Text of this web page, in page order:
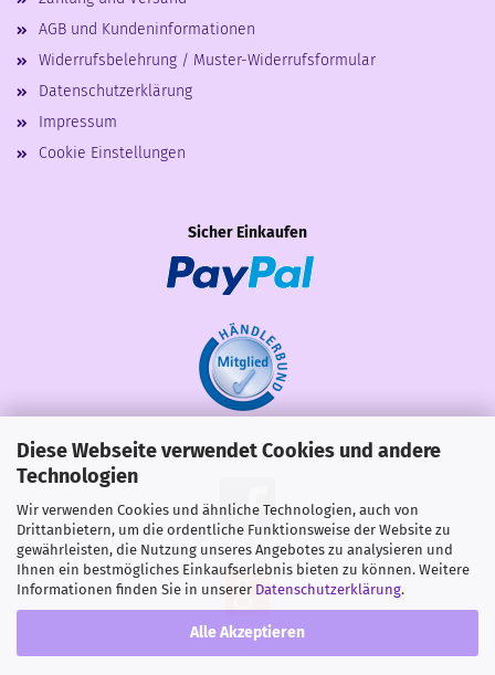
Diese Webseite verwendet Cookies und andere
Technologien
Wir verwenden Cookies und ähnliche Technologien, auch von
Drittanbietern, um die ordentliche Funktionsweise der Website zu
gewährleisten, die Nutzung unseres Angebotes zu analysieren und
Ihnen ein bestmögliches Einkaufserlebnis bieten zu können. Weitere
Informationen finden Sie in unserer Datenschutzerklärung.
Alle Akzeptieren
AGB und Kundeninformationen
Widerrufsbelehrung / Muster-Widerrufsformular
Datenschutzerklärung
Impressum
Cookie Einstellungen
Sicher Einkaufen
Share